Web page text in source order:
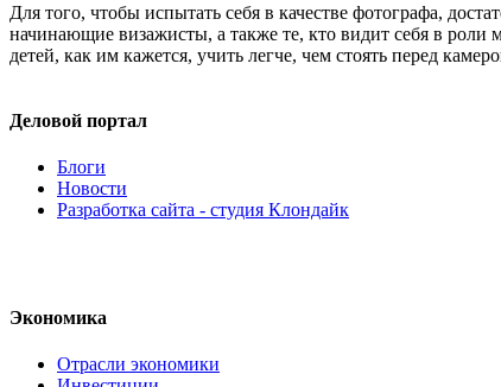
Для того, чтобы испытать себя в качестве фотографа,
начинающие визажисты, а также те, кто видит себя в роли
детей, как им кажется, учить легче, чем стоять перед
Деловой портал
Блоги
Новости
Разработка сайта - студия Клондайк
Экономика
Отрасли экономики